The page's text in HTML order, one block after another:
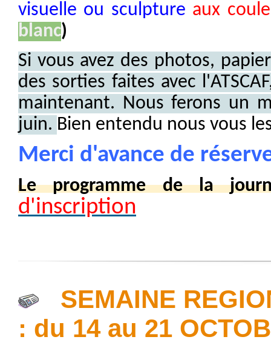
visuelle ou sculpture aux
blanc)
Si vous avez des photos,
des sorties faites avec
maintenant. Nous ferons un
juin. Bien entendu nous vous
Merci d'avance de
Le programme de la
d'inscription
SEMAINE
: du 14 au 21